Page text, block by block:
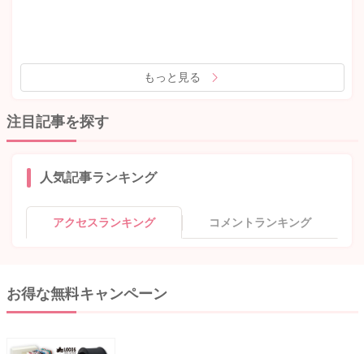
もっと見る
注目記事を探す
人気記事ランキング
アクセスランキング コメントランキング
お得な無料キャンペーン